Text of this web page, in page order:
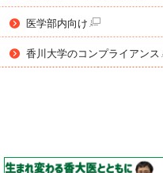
医学部内向け
香川大学のコンプライアンス